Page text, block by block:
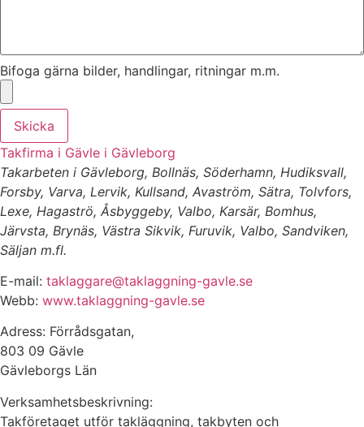
Bifoga gärna bilder, handlingar, ritningar m.m.
Skicka
Takfirma i Gävle i Gävleborg
Takarbeten i Gävleborg, Bollnäs, Söderhamn, Hudiksvall,
Forsby, Varva, Lervik, Kullsand, Avaström, Sätra, Tolvfors,
Lexe, Hagaströ, Åsbyggeby, Valbo, Karsär, Bomhus,
Järvsta, Brynäs, Västra Sikvik, Furuvik, Valbo, Sandviken,
Säljan m.fl.
E-mail: taklaggare@taklaggning-gavle.se
Webb: www.taklaggning-gavle.se
Adress: Förrådsgatan,
803 09 Gävle
Gävleborgs Län
Verksamhetsbeskrivning:
Takföretaget utför takläggning, takbyten och